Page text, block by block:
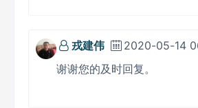
戎建伟
2020-05-14
谢谢您的及时回复。